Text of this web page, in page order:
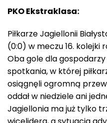
PKO Ekstraklasa:
Piłkarze Jagiellonii
(0:0) w meczu 16. kolejki
Oba gole dla gospodarzy
spotkania, w której
osiągnęli ogromną
oddał w niedziele ani
Jagiellonia ma już tylko